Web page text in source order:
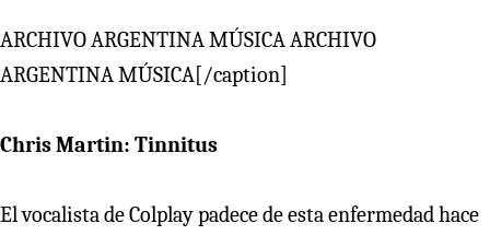
ARCHIVO ARGENTINA MÚSICA ARCHIVO
ARGENTINA MÚSICA[/caption]
Chris Martin: Tinnitus
El vocalista de Colplay padece de esta enfermedad hace